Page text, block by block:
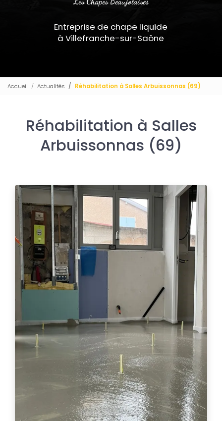
Entreprise de chape liquide
à Villefranche-sur-Saône
Accueil Actualités Réhabilitation à Salles Arbuissonnas (69)
Réhabilitation à Salles
Arbuissonnas (69)